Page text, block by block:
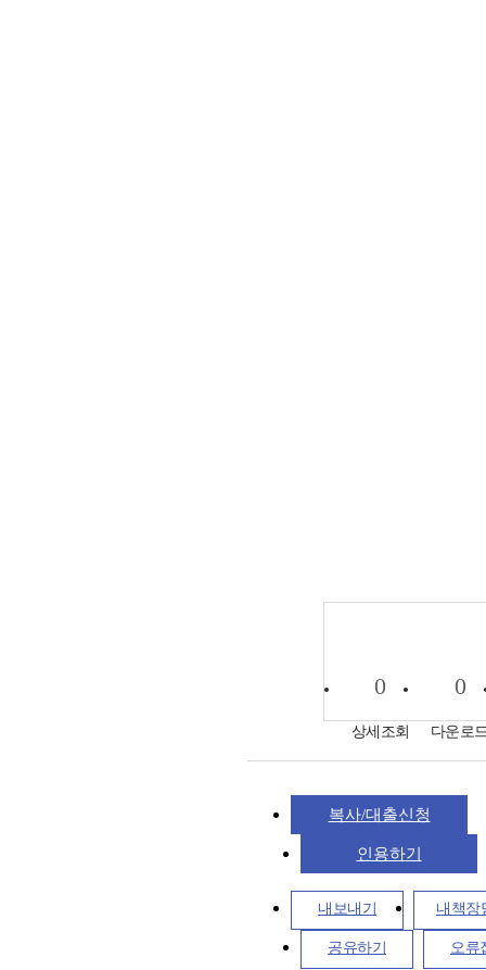
0
상세조회
0
다운로
복사/대출신청
인용하기
내보내기 내책장
공유하기 오류